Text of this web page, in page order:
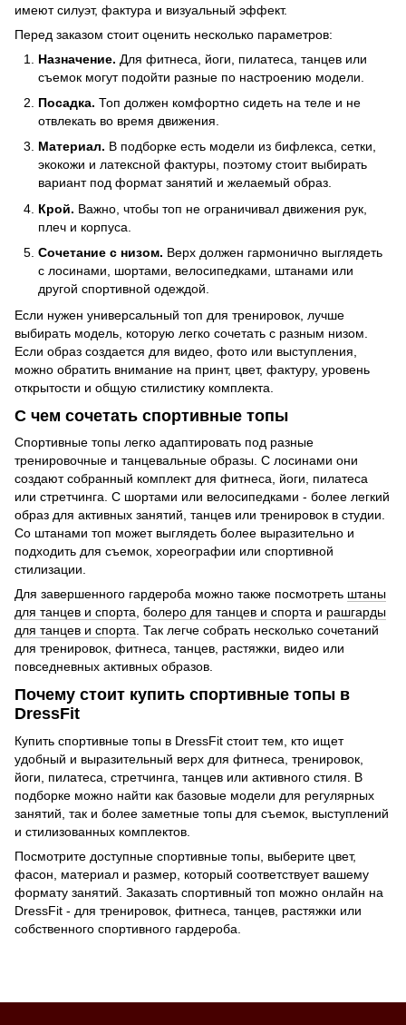
имеют силуэт, фактура и визуальный эффект.
Перед заказом стоит оценить несколько параметров:
Назначение. Для фитнеса, йоги, пилатеса, танцев или
съемок могут подойти разные по настроению модели.
Посадка. Топ должен комфортно сидеть на теле и не
отвлекать во время движения.
Материал. В подборке есть модели из бифлекса, сетки,
экокожи и латексной фактуры, поэтому стоит выбирать
вариант под формат занятий и желаемый образ.
Крой. Важно, чтобы топ не ограничивал движения рук,
плеч и корпуса.
Сочетание с низом. Верх должен гармонично выглядеть
с лосинами, шортами, велосипедками, штанами или
другой спортивной одеждой.
Если нужен универсальный топ для тренировок, лучше
выбирать модель, которую легко сочетать с разным низом.
Если образ создается для видео, фото или выступления,
можно обратить внимание на принт, цвет, фактуру, уровень
открытости и общую стилистику комплекта.
С чем сочетать спортивные топы
Спортивные топы легко адаптировать под разные
тренировочные и танцевальные образы. С лосинами они
создают собранный комплект для фитнеса, йоги, пилатеса
или стретчинга. С шортами или велосипедками - более легкий
образ для активных занятий, танцев или тренировок в студии.
Со штанами топ может выглядеть более выразительно и
подходить для съемок, хореографии или спортивной
стилизации.
Для завершенного гардероба можно также посмотреть штаны
для танцев и спорта, болеро для танцев и спорта и рашгарды
для танцев и спорта. Так легче собрать несколько сочетаний
для тренировок, фитнеса, танцев, растяжки, видео или
повседневных активных образов.
Почему стоит купить спортивные топы в
DressFit
Купить спортивные топы в DressFit стоит тем, кто ищет
удобный и выразительный верх для фитнеса, тренировок,
йоги, пилатеса, стретчинга, танцев или активного стиля. В
подборке можно найти как базовые модели для регулярных
занятий, так и более заметные топы для съемок, выступлений
и стилизованных комплектов.
Посмотрите доступные спортивные топы, выберите цвет,
фасон, материал и размер, который соответствует вашему
формату занятий. Заказать спортивный топ можно онлайн на
DressFit - для тренировок, фитнеса, танцев, растяжки или
собственного спортивного гардероба.